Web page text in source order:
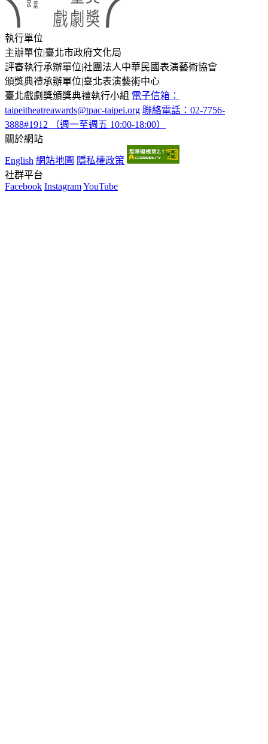
執行單位
主辦單位|臺北市政府文化局
評審執行承辦單位|社團法人中華民國表演藝術協會
頒獎典禮承辦單位|臺北表演藝術中心
臺北戲劇獎頒獎典禮執行小組 電子信箱：
taipeitheatreawards@tpac-taipei.org 聯絡電話：02-7756-
3888#1912 （週一至週五 10:00-18:00）
關於網站
English 網站地圖 隱私權政策
社群平台
Facebook InstagramYouTube